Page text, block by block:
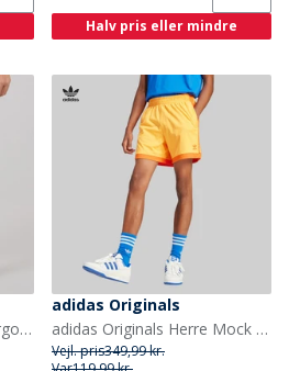
Halv pris eller mindre
Ellesse Herre Cafaro 2 Cargo Shorts Navy
adidas Originals
adidas Originals Herre Mock Eyelet Shorts Real Gold
Vejl. pris349,99 kr.